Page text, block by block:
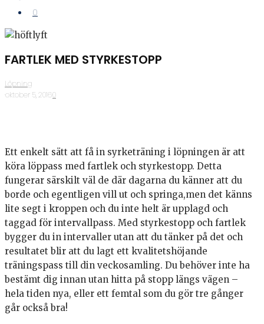
0
FARTLEK MED STYRKESTOPP
Löpning
·oktober 5, 2016·0
Ett enkelt sätt att få in syrketräning i löpningen är att
köra löppass med fartlek och styrkestopp. Detta
fungerar särskilt väl de där dagarna du känner att du
borde och egentligen vill ut och springa,men det känns
lite segt i kroppen och du inte helt är upplagd och
taggad för intervallpass. Med styrkestopp och fartlek
bygger du in intervaller utan att du tänker på det och
resultatet blir att du lagt ett kvalitetshöjande
träningspass till din veckosamling. Du behöver inte ha
bestämt dig innan utan hitta på stopp längs vägen –
hela tiden nya, eller ett femtal som du gör tre gånger
går också bra!